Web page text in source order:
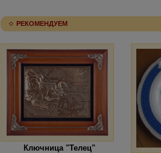
РЕКОМЕНДУЕМ
Ключница "Телец"